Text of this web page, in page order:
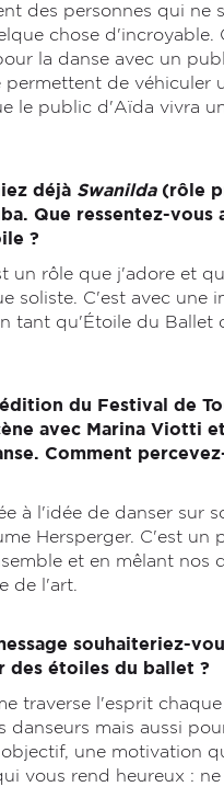
des personnes qui ne
chose
la danse avec un
permettent de véhiculer
le public d'Aïda vivra
déjà Swanilda(rôle
Que ressentez-
?
un rôle que j'adore et
soliste. C'est avec une
tant qu'Étoile du Ballet
du Festival de
avec Marina Viotti
Comment
à l'idée de danser sur
Hersperger. C'est
et en mêlant nos
de l'art.
souhaiteriez-
des étoiles du ballet ?
traverse l'esprit
danseurs mais aussi
une motivation
vous rend heureux :